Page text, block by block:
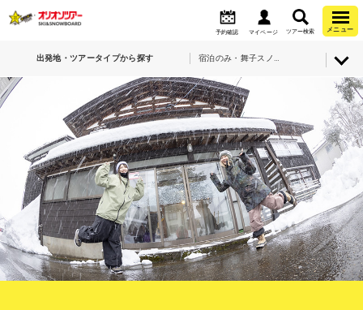
予約確認 マイページ ツアー検索 メニュー
出発地・ツアータイプから探す